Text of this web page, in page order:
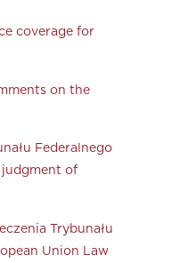
coverage for
on the
Federalnego
judgment of
Trybunału
Union Law